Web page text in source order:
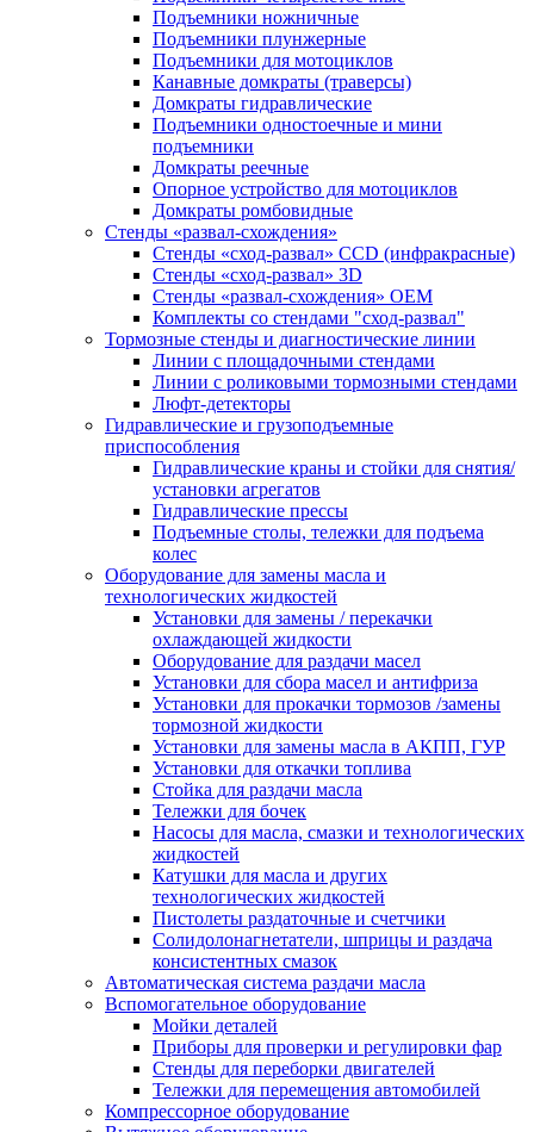
Подъемники ножничные
Подъемники плунжерные
Подъемники для мотоциклов
Канавные домкраты (траверсы)
Домкраты гидравлические
Подъемники одностоечные и мини
подъемники
Домкраты реечные
Опорное устройство для мотоциклов
Домкраты ромбовидные
Стенды «развал-схождения»
Стенды «сход-развал» CCD (инфракрасные)
Стенды «сход-развал» 3D
Стенды «развал-схождения» ОЕМ
Комплекты со стендами "сход-развал"
Тормозные стенды и диагностические линии
Линии с площадочными стендами
Линии с роликовыми тормозными стендами
Люфт-детекторы
Гидравлические и грузоподъемные
приспособления
Гидравлические краны и стойки для снятия/
установки агрегатов
Гидравлические прессы
Подъемные столы, тележки для подъема
колес
Оборудование для замены масла и
технологических жидкостей
Установки для замены / перекачки
охлаждающей жидкости
Оборудование для раздачи масел
Установки для сбора масел и антифриза
Установки для прокачки тормозов /замены
тормозной жидкости
Установки для замены масла в АКПП, ГУР
Установки для откачки топлива
Стойка для раздачи масла
Тележки для бочек
Насосы для масла, смазки и технологических
жидкостей
Катушки для масла и других
технологических жидкостей
Пистолеты раздаточные и счетчики
Солидолонагнетатели, шприцы и раздача
консистентных смазок
Автоматическая система раздачи масла
Вспомогательное оборудование
Мойки деталей
Приборы для проверки и регулировки фар
Стенды для переборки двигателей
Тележки для перемещения автомобилей
Компрессорное оборудование